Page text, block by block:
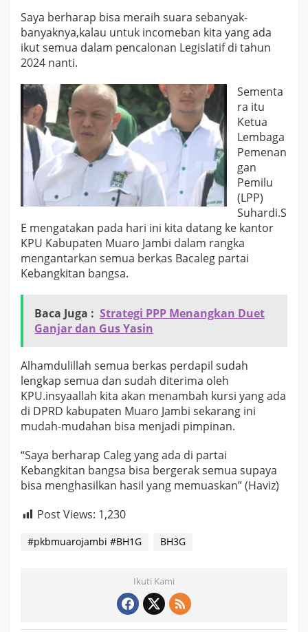
Saya berharap bisa meraih suara sebanyak-
banyaknya,kalau untuk incomeban kita yang ada
ikut semua dalam pencalonan Legislatif di tahun
2024 nanti.
Sementa
ra itu
Ketua
Lembaga
Pemenan
gan
Pemilu
(LPP)
Suhardi.S
E mengatakan pada hari ini kita datang ke kantor
KPU Kabupaten Muaro Jambi dalam rangka
mengantarkan semua berkas Bacaleg partai
Kebangkitan bangsa.
Baca Juga : Strategi PPP Menangkan Duet
Ganjar dan Gus Yasin
Alhamdulillah semua berkas perdapil sudah
lengkap semua dan sudah diterima oleh
KPU.insyaallah kita akan menambah kursi yang ada
di DPRD kabupaten Muaro Jambi sekarang ini
mudah-mudahan bisa menjadi pimpinan.
“Saya berharap Caleg yang ada di partai
Kebangkitan bangsa bisa bergerak semua supaya
bisa menghasilkan hasil yang memuaskan” (Haviz)
Post Views: 1,230
#pkbmuarojambi #BH1G BH3G
Ikuti Kami